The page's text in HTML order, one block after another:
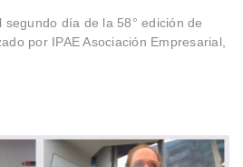
día de la 58° edición de
por IPAE Asociación Empresarial,